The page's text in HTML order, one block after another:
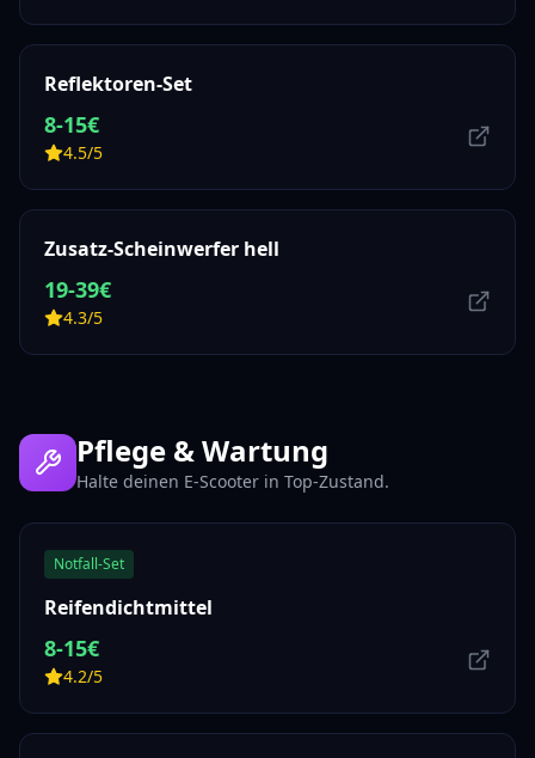
Reflektoren-Set
8-15€
4.5/5
Zusatz-Scheinwerfer hell
19-39€
4.3/5
Pflege & Wartung
Halte deinen E-Scooter in Top-Zustand.
Notfall-Set
Reifendichtmittel
8-15€
4.2/5